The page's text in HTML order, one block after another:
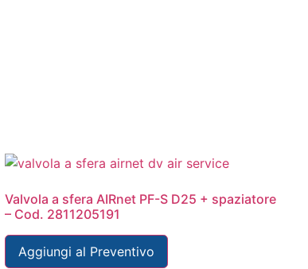
Valvola a sfera AIRnet PF-S D25 + spaziatore
– Cod. 2811205191
Aggiungi al Preventivo